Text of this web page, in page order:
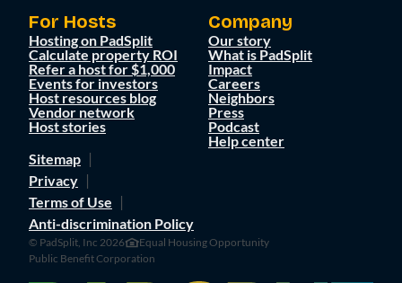
For Hosts
Hosting on PadSplit
Calculate property ROI
Refer a host for $1,000
Events for investors
Host resources blog
Vendor network
Host stories
Company
Our story
What is PadSplit
Impact
Careers
Neighbors
Press
Podcast
Help center
Sitemap
Privacy
Terms of Use
Anti-discrimination Policy
© PadSplit, Inc 2026
Equal Housing Opportunity
Public Benefit Corporation